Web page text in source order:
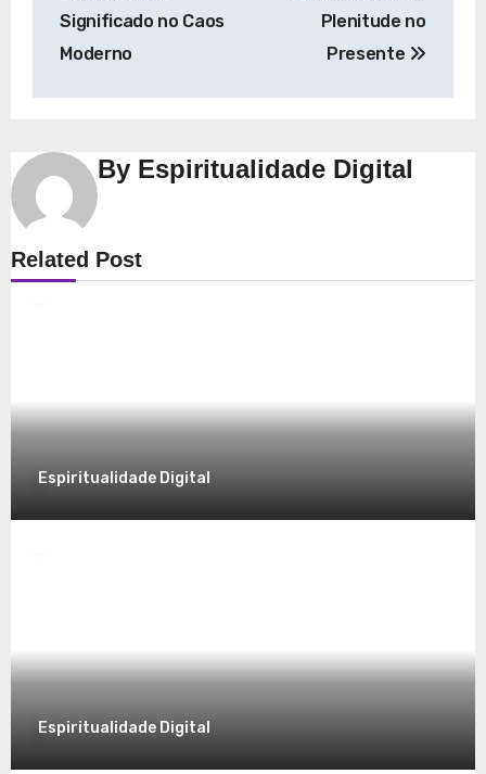
Post
Significado no Caos
Moderno
Plenitude no
Presente
By Espiritualidade Digital
Related Post
Espiritualidade
Explorando a Espiritualidade: Conexão e
Espiritualidade Digital
Espiritualidade Digital